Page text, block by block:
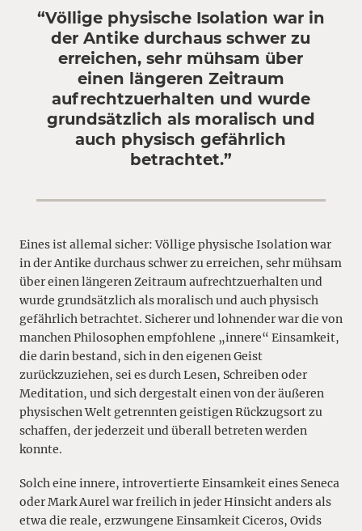
“Völlige physische Isolation war in
der Antike durchaus schwer zu
erreichen, sehr mühsam über
einen längeren Zeitraum
aufrechtzuerhalten und wurde
grundsätzlich als moralisch und
auch physisch gefährlich
betrachtet.”
Eines ist allemal sicher: Völlige physische Isolation war
in der Antike durchaus schwer zu erreichen, sehr mühsam
über einen längeren Zeitraum aufrechtzuerhalten und
wurde grundsätzlich als moralisch und auch physisch
gefährlich betrachtet. Sicherer und lohnender war die von
manchen Philosophen empfohlene „innere“ Einsamkeit,
die darin bestand, sich in den eigenen Geist
zurückzuziehen, sei es durch Lesen, Schreiben oder
Meditation, und sich dergestalt einen von der äußeren
physischen Welt getrennten geistigen Rückzugsort zu
schaffen, der jederzeit und überall betreten werden
konnte.
Solch eine innere, introvertierte Einsamkeit eines Seneca
oder Mark Aurel war freilich in jeder Hinsicht anders als
etwa die reale, erzwungene Einsamkeit Ciceros, Ovids